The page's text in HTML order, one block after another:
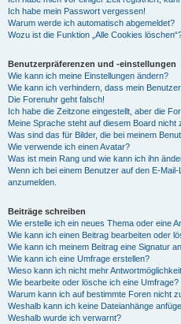
Ich habe mein Passwort vergessen!
Warum werde ich automatisch abgemeldet?
Wozu ist die Funktion „Alle Cookies
Benutzerpräferenzen und -einstellungen
Wie kann ich meine Einstellungen ändern?
Wie kann ich verhindern, dass mein
Die Forenuhr geht falsch!
Ich habe die Zeitzone eingestellt, aber die
Meine Sprache steht auf diesem Board nicht
Was sind das für Bilder, die bei meinem
Wie verwende ich einen Avatar?
Was ist mein Rang und wie kann ich ihn
Wenn ich bei einem Benutzer auf den E-
anzumelden.
Beiträge schreiben
Wie erstelle ich ein neues Thema oder eine
Wie kann ich einen Beitrag bearbeiten oder
Wie kann ich meinem Beitrag eine Signatur
Wie kann ich eine Umfrage erstellen?
Wieso kann ich nicht mehr
Wie bearbeite oder lösche ich eine Umfrage?
Warum kann ich auf bestimmte Foren nicht
Weshalb kann ich keine Dateianhänge
Weshalb wurde ich verwarnt?